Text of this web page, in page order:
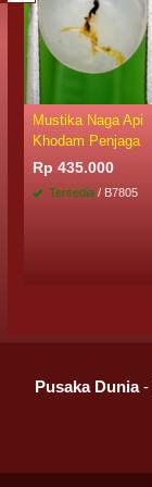
Mustika Naga Api
Khodam Penjaga
Rp 435.000
Tersedia / B7805
Pusaka Dunia-